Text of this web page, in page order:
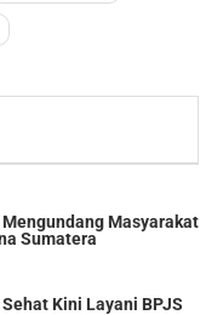
Masyarakat
Sumatera
Kini Layani BPJS